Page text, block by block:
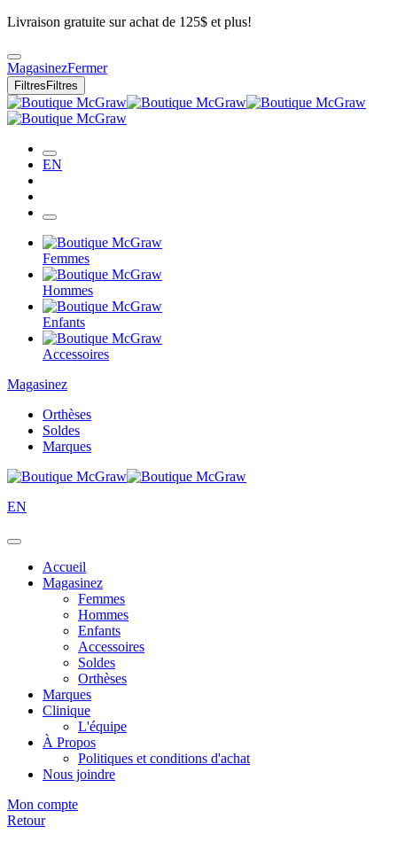
Livraison gratuite sur achat de 125$ et plus!
MagasinezFermer
Filtres Filtres
EN
Femmes
Hommes
Enfants
Accessoires
Magasinez
Orthèses
Soldes
Marques
EN
Accueil
Magasinez
Femmes
Hommes
Enfants
Accessoires
Soldes
Orthèses
Marques
Clinique
L'équipe
À Propos
Politiques et conditions d'achat
Nous joindre
Mon compte
Retour